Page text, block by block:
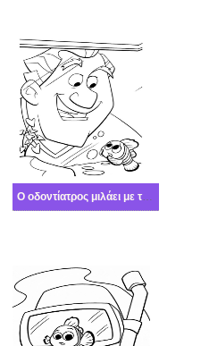
Ο οδοντίατρος μιλάει με τον Νέμο